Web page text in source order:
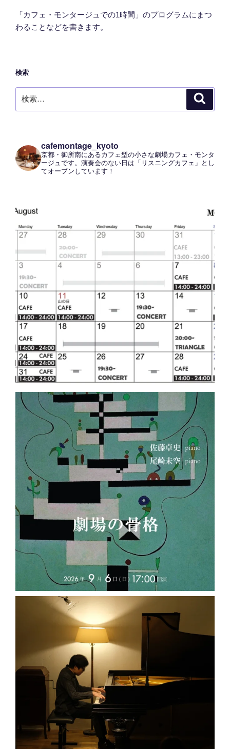
「カフェ・モンタージュでの1時間」のプログラムにまつ
わることなどを書きます。
検索
索:
cafemontage_kyoto
京都・御所南にあるカフェ型の小さな劇場カフェ・モンタ
ージュです。演奏会のない日は「リスニングカフェ」とし
てオープンしています！